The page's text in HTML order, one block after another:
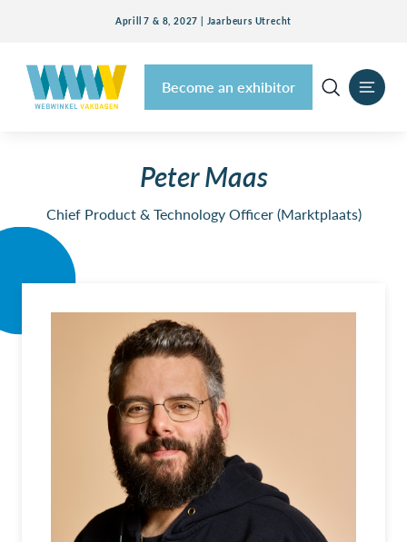
Aprill 7 & 8, 2027 | Jaarbeurs Utrecht
Become an exhibitor
Peter Maas
Chief Product & Technology Officer (Marktplaats)